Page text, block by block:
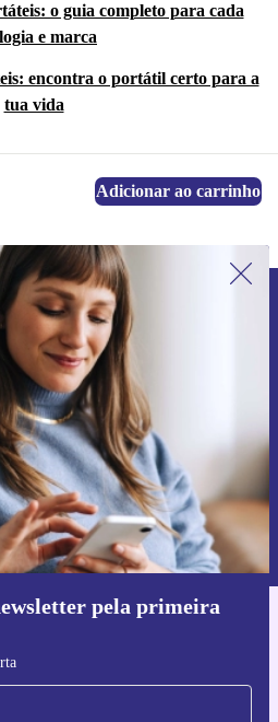
o guia completo para cada
e marca
encontra o portátil certo para a
tua vida
Adicionar ao carrinho
pela primeira
a nossa newsletter pela
e poupa 15€!
mais nenhuma oferta.
voucher
pessoais podem ser encontrados na
da app refurbed
Android